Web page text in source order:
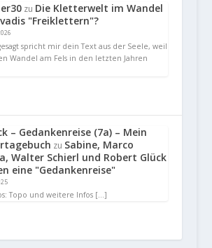
zu Die Kletterwelt im Wandel
"Freiklettern"?
spricht mir dein Text aus der Seele, weil
Wandel am Fels in den letzten Jahren
– Gedankenreise (7a) – Mein
zu Sabine, Marco
Walter Schierl und Robert Glück
eine "Gedankenreise"
Topo und weitere Infos […]